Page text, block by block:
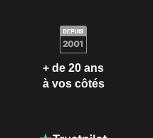
+ de 20 ans
à vos côtés